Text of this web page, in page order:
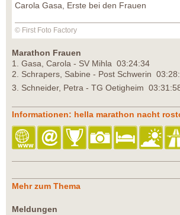
Carola Gasa, Erste bei den Frauen
© First Foto Factory
Marathon Frauen
1. Gasa, Carola - SV Mihla 03:24:34
2. Schrapers, Sabine - Post Schwerin
3. Schneider, Petra - TG Oetigheim
Informationen: hella marathon nacht
Mehr zum Thema
Meldungen